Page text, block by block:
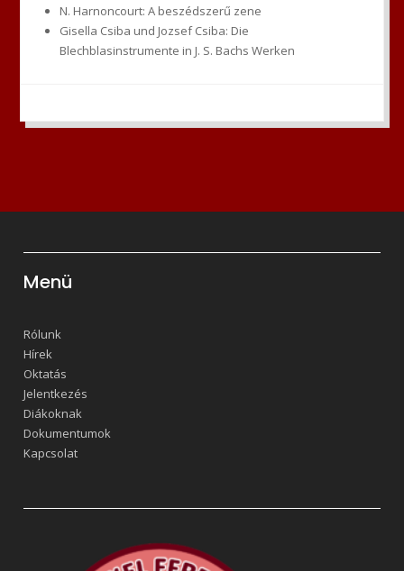
N. Harnoncourt: A beszédszerű zene
Gisella Csiba und Jozsef Csiba: Die
Blechblasinstrumente in J. S. Bachs Werken
Menü
Rólunk
Hírek
Oktatás
Jelentkezés
Diákoknak
Dokumentumok
Kapcsolat